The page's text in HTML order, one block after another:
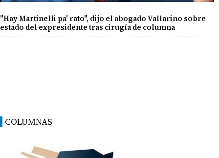
"Hay Martinelli pa' rato", dijo el abogado Vallarino sobre
estado del expresidente tras cirugía de columna
COLUMNAS